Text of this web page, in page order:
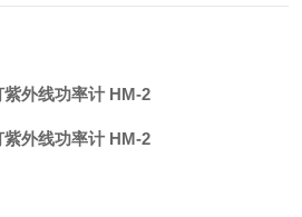
紫外线功率计 HM-2
紫外线功率计 HM-2